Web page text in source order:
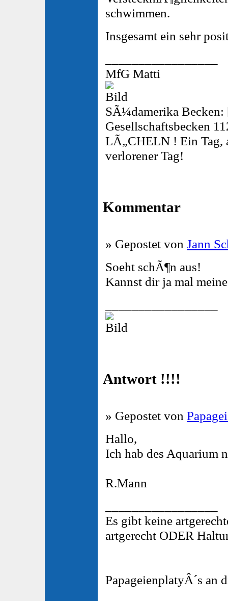
schwimmen.
Insgesamt ein sehr
MfG Matti
SÃ¼damerika Becken:
Gesellschaftsbecken
LÃ„CHELN ! Ein Tag,
verlorener Tag!
Kommentar
» Gepostet von Jann
Soeht schÃ¶n aus!
Kannst dir ja mal
Antwort !!!!
» Gepostet von
Hallo,
Ich hab des Aquarium
R.Mann
Es gibt keine
artgerecht ODER
PapageienplatyÂ´s